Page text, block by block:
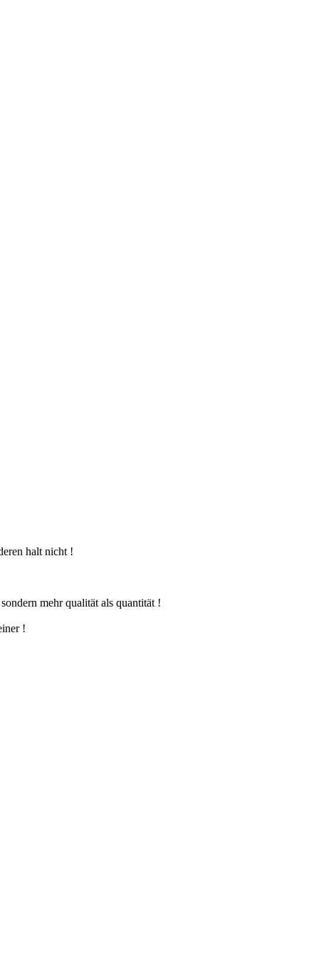
halt nicht !
mehr qualität als quantität !
!